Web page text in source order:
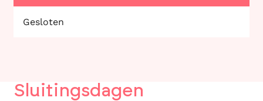
Gesloten
Sluitingsdagen